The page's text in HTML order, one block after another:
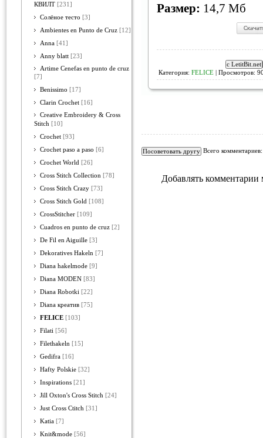
КВИЛТ [231]
Солёное тесто [3]
Ambientes en Punto de Cruz [12]
Anna [41]
Anny blatt [23]
Artime Cenefas en punto de cruz
[7]
Benissimo [17]
Clarin Crochet [16]
Creative Embroidery & Cross
Stitch [10]
Crochet [93]
Crochet paso a paso [6]
Crochet World [26]
Cross Stitch Collection [78]
Cross Stitch Crazy [73]
Cross Stitch Gold [108]
CrossStitcher [109]
Cuadros en punto de cruz [2]
De Fil en Aiguille [3]
Dekoratives Hakeln [7]
Diana hakelmode [9]
Diana MODEN [83]
Diana Robotki [22]
Diana креатив [75]
FELICE [103]
Filati [56]
Filethakeln [15]
Gedifra [16]
Hafty Polskie [32]
Inspirations [21]
Jill Oxton's Cross Stitch [24]
Just Cross Ctitch [31]
Katia [7]
Knit&mode [56]
Размер: 14,7 Мб
Категория: FELICE | Просмотров:
Всего
Добавлять комментарии